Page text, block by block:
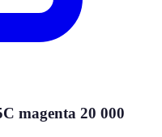
magenta 20 000